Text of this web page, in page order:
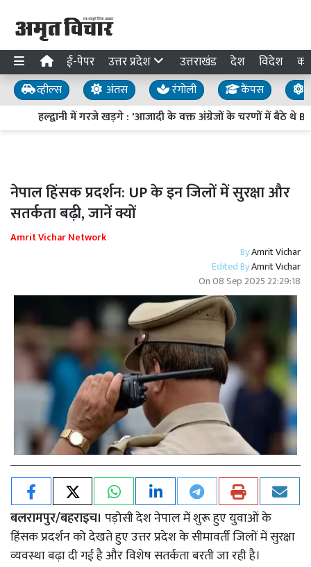
ई-पेपर उत्तर प्रदेश उत्तराखंड देश विदेश
व्हील्स अंतस रंगोली कैंपस
हल्द्वानी में गरजे खड़गे : 'आजादी के वक्त अंग्रेजों के चरणों में बैठे थे
नेपाल हिंसक प्रदर्शन: UP के इन जिलों में सुरक्षा और
सतर्कता बढ़ी, जानें क्यों
Amrit Vichar Network
ByAmrit Vichar
Edited ByAmrit Vichar
On08 Sep 2025 22:29:18
बलरामपुर/बहराइच। पड़ोसी देश नेपाल में शुरू हुए युवाओं के
हिंसक प्रदर्शन को देखते हुए उत्तर प्रदेश के सीमावर्ती जिलों में सुरक्षा
व्यवस्था बढ़ा दी गई है और विशेष सतर्कता बरती जा रही है।